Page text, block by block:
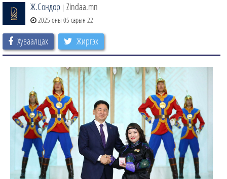
Ж.Сондор | Zindaa.mn
2025 оны 05 сарын 22
Хуваалцах Жиргэх